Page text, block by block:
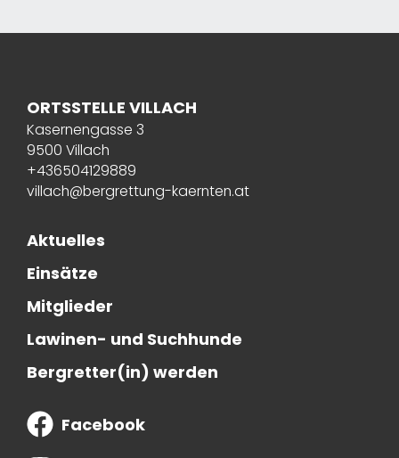
ORTSSTELLE VILLACH
Kasernengasse 3
9500 Villach
+436504129889
villach@bergrettung-kaernten.at
Aktuelles
Einsätze
Mitglieder
Lawinen- und Suchhunde
Bergretter(in) werden
Facebook